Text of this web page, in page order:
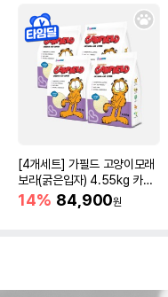
[4개세트] 가필드 고양이모래
보라(굵은입자) 4.55kg 카사
바모래
14% 84,900원